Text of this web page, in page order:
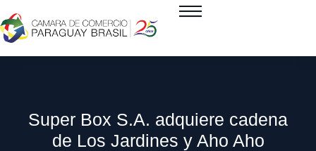
Super Box S.A. adquiere cadena
de Los Jardines y Aho Aho